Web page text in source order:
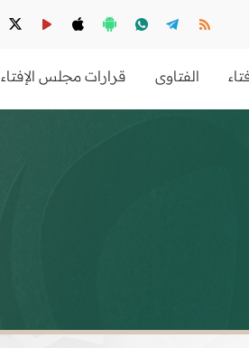
الفتاوى قرارات مجلس الإفتاء